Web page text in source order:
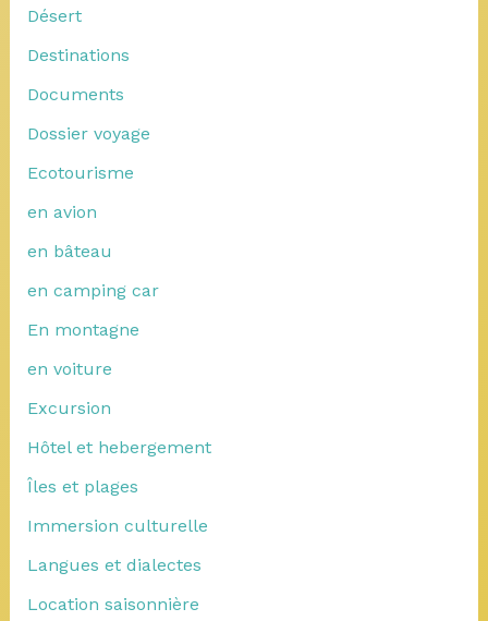
Désert
Destinations
Documents
Dossier voyage
Ecotourisme
en avion
en bâteau
en camping car
En montagne
en voiture
Excursion
Hôtel et hebergement
Îles et plages
Immersion culturelle
Langues et dialectes
Location saisonnière